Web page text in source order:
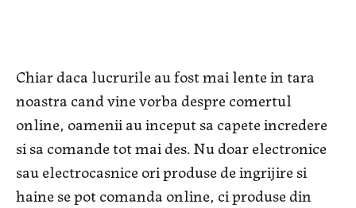
Chiar daca lucrurile au fost mai lente in tara
noastra cand vine vorba despre comertul
online, oamenii au inceput sa capete incredere
si sa comande tot mai des. Nu doar electronice
sau electrocasnice ori produse de ingrijire si
haine se pot comanda online, ci produse din